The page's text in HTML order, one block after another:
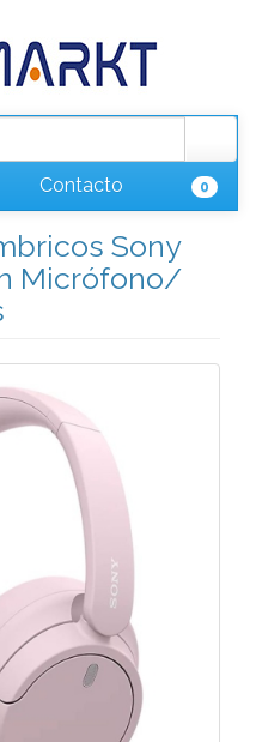
Contacto 0
Sony
Micrófono/